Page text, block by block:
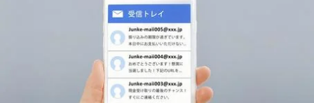
イベント・グッズ